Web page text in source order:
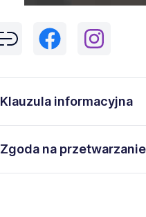
Klauzula informacyjna
43-300 Bielsko-Biała danych
Zgoda na
43-300 Bielsko-Biała ul. 11